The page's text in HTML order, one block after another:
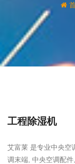
工程除湿机
艾富莱 是专业中央空
调末端, 中央空调配